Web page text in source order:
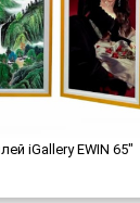
iGallery EWIN 65"